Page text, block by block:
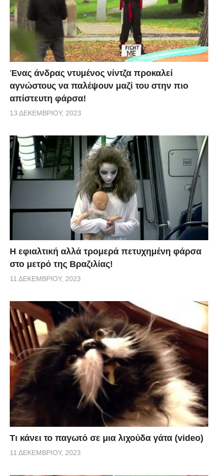
Ένας άνδρας ντυμένος νίντζα προκαλεί
αγνώστους να παλέψουν μαζί του στην πιο
απίστευτη φάρσα!
13 ΔΕΚΕΜΒΡΊΟΥ, 2023
H εφιαλτική αλλά τρομερά πετυχημένη φάρσα
στο μετρό της Βραζιλίας!
11 ΔΕΚΕΜΒΡΊΟΥ, 2023
Τι κάνει το παγωτό σε μια λιχούδα γάτα (video)
11 ΔΕΚΕΜΒΡΊΟΥ, 2023